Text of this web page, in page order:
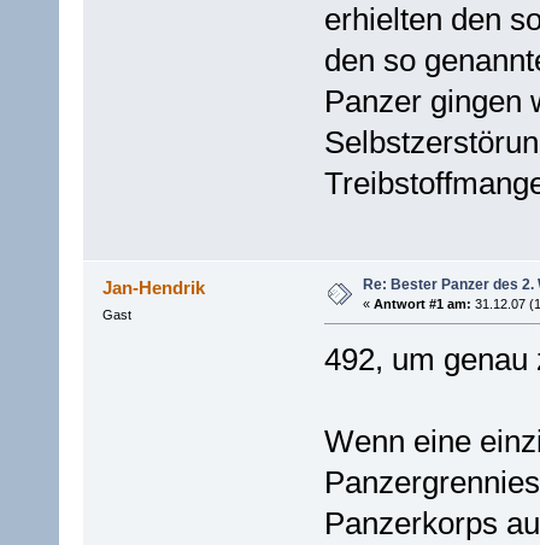
erhielten den
den so
Panzer gingen
Jan-Hendrik
Gast
Re: Bester Panzer des 2.
« Antwort #1 am: 31.12.07
492, um
Wenn eine
Panzerkorps